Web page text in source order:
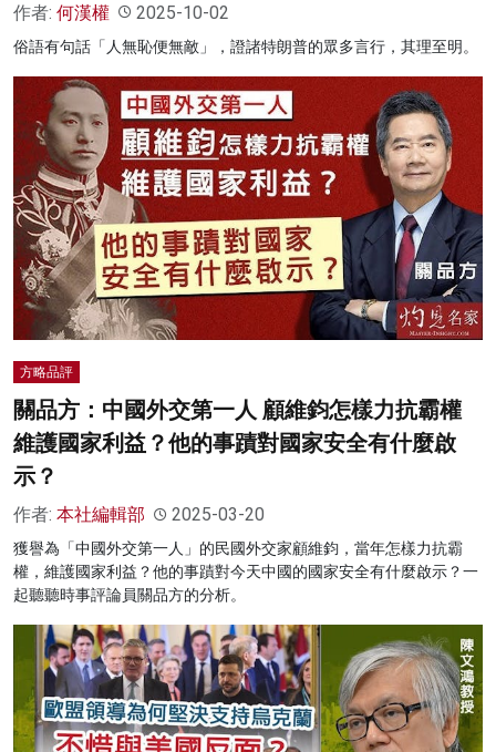
作者: 何漢權 2025-10-02
俗語有句話「人無恥便無敵」，證諸特朗普的眾多言行，其理至明。
方略品評
關品方：中國外交第一人 顧維鈞怎樣力抗霸權
維護國家利益？他的事蹟對國家安全有什麼啟
示？
作者: 本社編輯部 2025-03-20
獲譽為「中國外交第一人」的民國外交家顧維鈞，當年怎樣力抗霸
權，維護國家利益？他的事蹟對今天中國的國家安全有什麼啟示？一
起聽聽時事評論員關品方的分析。